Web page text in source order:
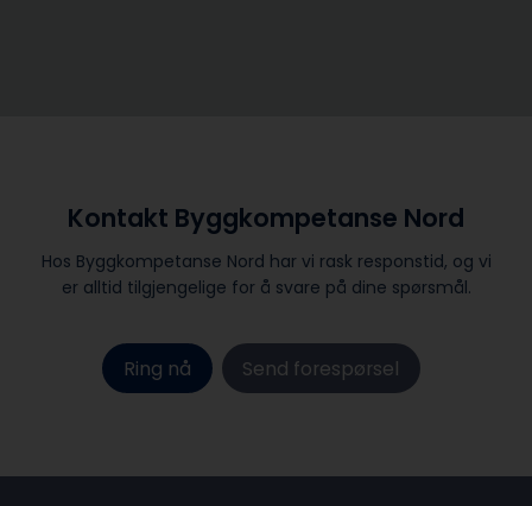
Kontakt Byggkompetanse Nord
Hos Byggkompetanse Nord har vi rask responstid, og vi
er alltid ​tilgjengelige for å svare på dine spørsmål.
Ring nå Send forespørsel